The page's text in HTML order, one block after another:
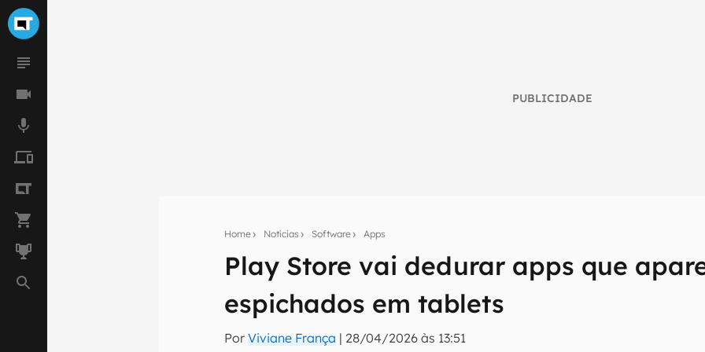
PUBLICIDADE
Home Notícias Software Apps
Play Store vai dedurar apps que
espichados em tablets
PorViviane França | 28/04/2026 às 13:51
Seu resumo inteligente do mundo tech!
mão.
E-mail